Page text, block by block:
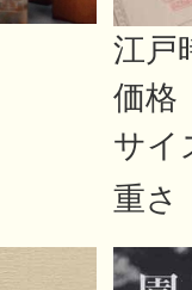
江戸
価格
サイ
重さ